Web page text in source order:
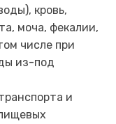
кровь,
моча, фекалии,
числе при
из-под
и